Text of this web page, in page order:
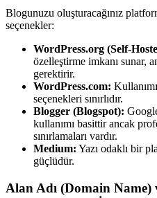
Blogunuzu oluşturacağınız
seçenekler:
WordPress.org (Self-
özelleştirme imkanı sunar,
gerektirir.
WordPress.com:
seçenekleri sınırlıdır.
Blogger (Blogspot):
kullanımı basittir ancak
sınırlamaları vardır.
Medium: Yazı odaklı bir
güçlüdür.
Alan Adı (Domain Name)